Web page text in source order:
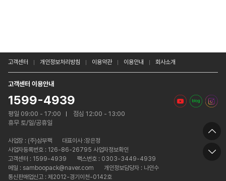
고객센터 개인정보처리방침 이용약관 이용안내 회사소개
고객센터 이용안내
1599-4939
평일 09:00 - 17:00
점심 12:00 - 13:00
휴무 토/일/공휴일
사업장 : (주)삼부팩
대표이사 :장은정
사업자등록번호 : 126-86-26795 사업자정보확인
고객센터 : 1599-4939
팩스번호 : 0303-3449-4939
메일 : samboopack@naver.com
개인정보담당자 : 나인수
통신판매업신고 : 제2012-경기이천-0142호